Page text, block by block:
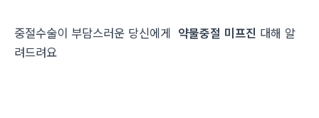
중절수술이 부담스러운 당신에게 약물중절 미프진 대해 알
려드려요